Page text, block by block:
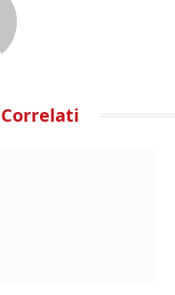
Correlati